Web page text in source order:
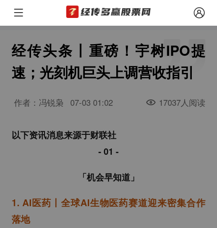
经传头条丨重磅！宇树IPO提
速；光刻机巨头上调营收指引
作者：冯锐枭 07-03 01:02 17037人阅读
以下资讯消息来源于财联社
- 01 -
「机会早知道」
1. AI医药丨全球AI生物医药赛道迎来密集合作
落地